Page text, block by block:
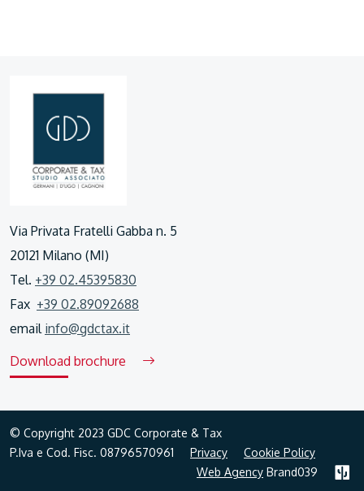
Via Privata Fratelli Gabba n. 5
20121 Milano (MI)
Tel. +39 02.45395830
Fax +39 02.89092688
email info@gdctax.it
Download brochure
© Copyright 2023 GDC Corporate & Tax
P.Iva e Cod. Fisc. 08796570961
Privacy
Cookie Policy
Web Agency Brand039